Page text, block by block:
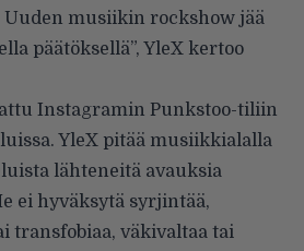
Uuden musiikin rockshow jää
päätöksellä”, YleX kertoo
Instagramin Punkstoo-tiliin
YleX pitää musiikkialalla
lähteneitä avauksia
ei hyväksytä syrjintää,
transfobiaa, väkivaltaa tai